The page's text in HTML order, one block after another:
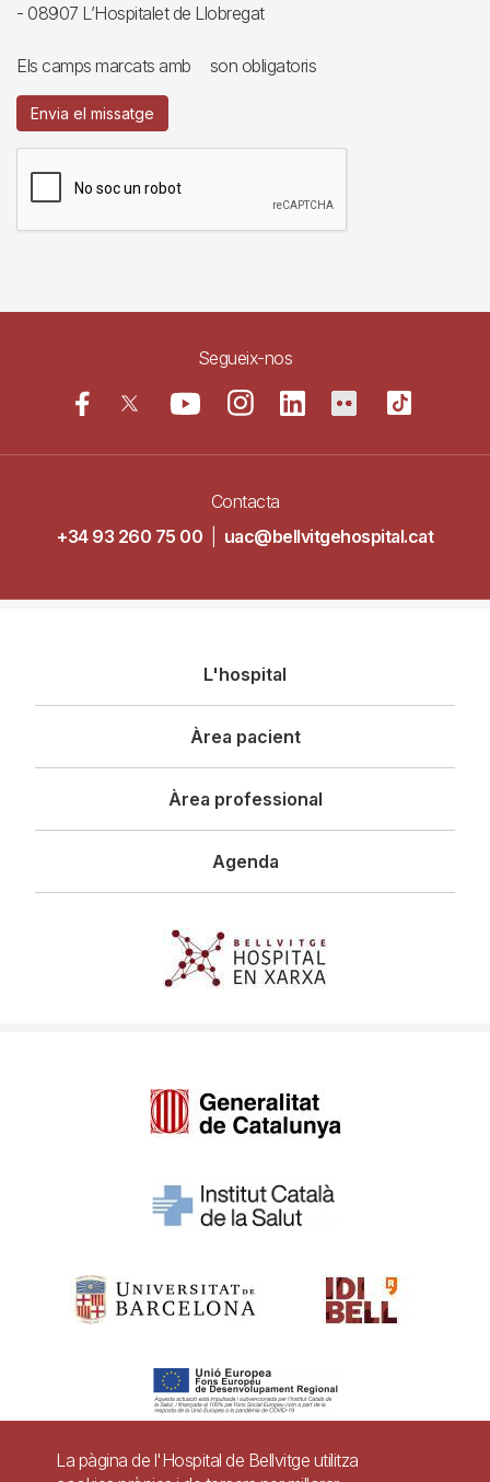
- 08907 L’Hospitalet de Llobregat
Els camps marcats amb son obligatoris
Envia el missatge
Segueix-nos
Contacta
+34 93 260 75 00
uac@bellvitgehospital.cat
principal
L'hospital
Àrea pacient
Àrea professional
Agenda
La pàgina de l'Hospital de Bellvitge utilitza